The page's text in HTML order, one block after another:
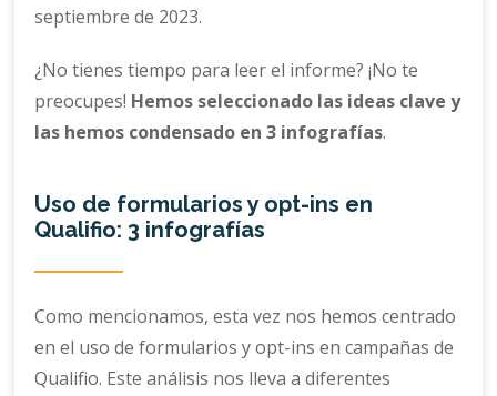
septiembre de 2023.
¿No tienes tiempo para leer el informe? ¡No te
preocupes! Hemos seleccionado las ideas clave y
las hemos condensado en 3 infografías.
Uso de formularios y opt-ins en
Qualifio: 3 infografías
Como mencionamos, esta vez nos hemos centrado
en el uso de formularios y opt-ins en campañas de
Qualifio. Este análisis nos lleva a diferentes